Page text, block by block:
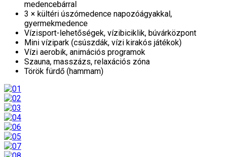
medencebárral
3 × kültéri úszómedence napozóágyakkal,
gyermekmedence
Vízisport-lehetőségek, vízibiciklik, búvárközpont
Mini vízipark (csúszdák, vízi kirakós játékok)
Vízi aerobik, animációs programok
Szauna, masszázs, relaxációs zóna
Török fürdő (hammam)